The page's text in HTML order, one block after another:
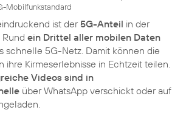
Mobilfunkstandard
ist der5G-Anteil in der
ein Drittel aller mobilen Daten
schnelle 5G-Netz. Damit können die
ihre Kirmeserlebnisse in Echtzeit teilen.
Videos sind in
über WhatsApp verschickt oder auf